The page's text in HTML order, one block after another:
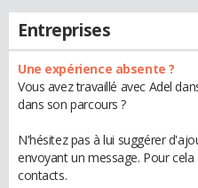
Entreprises
Une expérience absente ?
Vous avez travaillé avec Adel
dans son parcours ?
N'hésitez pas à lui suggérer
envoyant un message. Pour
contacts.